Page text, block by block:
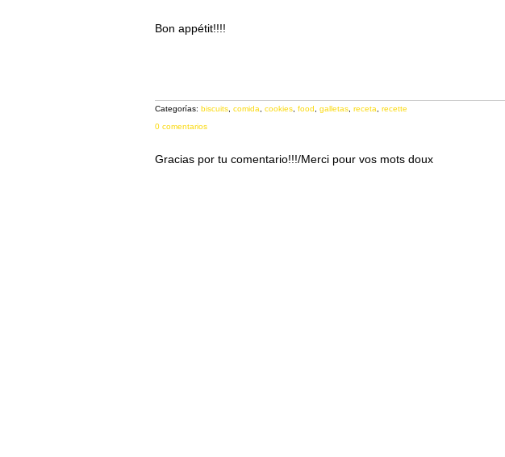
Bon appétit!!!!
Categorías: biscuits comida cookies food galletas receta
recette
0 comentarios
Gracias por tu comentario!!!/Merci pour vos mots doux